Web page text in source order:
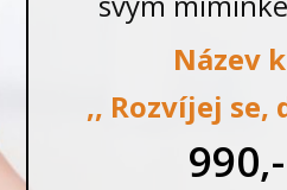
Název
,, Rozvíjej se,